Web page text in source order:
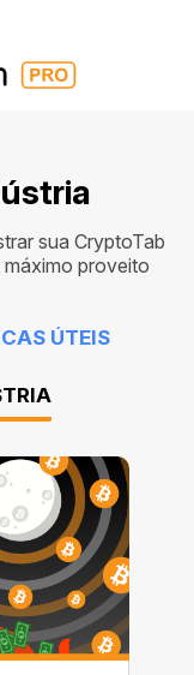
sua CryptoTab
proveito
ÚTEIS